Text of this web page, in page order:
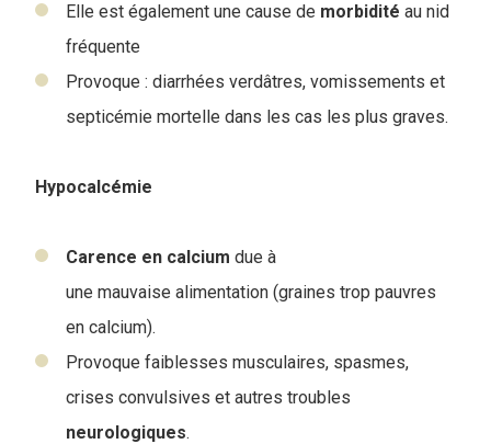
Elle est également une cause de morbidité au nid
fréquente
Provoque : diarrhées verdâtres, vomissements et
septicémie mortelle dans les cas les plus graves.
Hypocalcémie
Carence en calcium due à
une mauvaise alimentation (graines trop pauvres
en calcium).
Provoque faiblesses musculaires, spasmes,
crises convulsives et autres troubles
neurologiques.